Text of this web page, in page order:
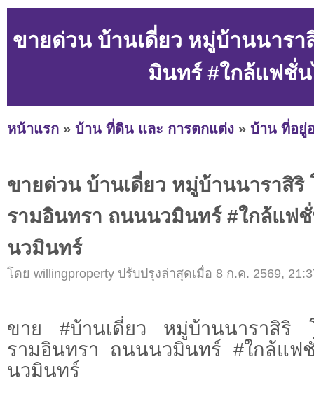
ขายด่วน บ้านเดี่ยว หมู่บ้านนาร
มินทร์ #ใกล้แฟชั่
หน้าแรก » บ้าน ที่ดิน และ การตกแต่ง » บ้าน ที่อยู่
ขายด่วน บ้านเดี่ยว หมู่บ้านนาราสิริ
รามอินทรา ถนนนวมินทร์ #ใกล้แฟ
นวมินทร์
โดย willingproperty ปรับปรุงล่าสุดเมื่อ 8 ก.ค. 2569,
ขาย #บ้านเดี่ยว หมู่บ้านนาราสิริ
รามอินทรา ถนนนวมินทร์ #ใกล้แฟ
นวมินทร์